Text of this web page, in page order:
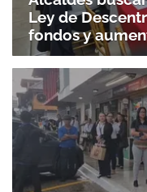
Gracias por
Ley de
fondos y